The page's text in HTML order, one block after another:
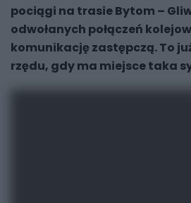
pociągi na trasie Bytom –
odwołanych połączeń
komunikację zastępczą. To
rzędu, gdy ma miejsce taka